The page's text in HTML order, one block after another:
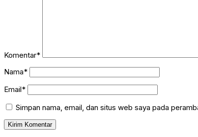
Komentar*
Nama*
Email*
Simpan nama, email, dan situs web saya pada